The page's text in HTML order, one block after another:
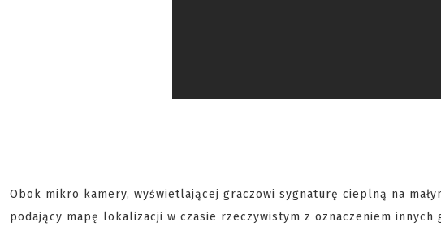
Obok mikro kamery, wyświetlającej graczowi sygnaturę cieplną na
podający mapę lokalizacji w czasie rzeczywistym z oznaczeniem